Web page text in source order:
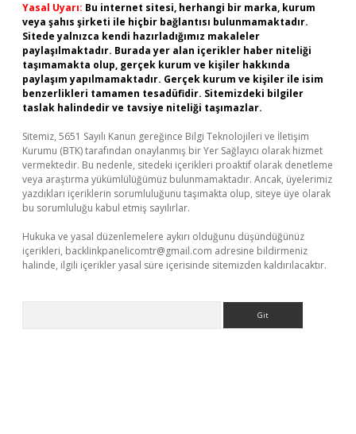
Yasal Uyarı: Bu internet sitesi, herhangi bir marka, kurum
veya şahıs şirketi ile hiçbir bağlantısı bulunmamaktadır.
Sitede yalnızca kendi hazırladığımız makaleler
paylaşılmaktadır. Burada yer alan içerikler haber niteliği
taşımamakta olup, gerçek kurum ve kişiler hakkında
paylaşım yapılmamaktadır. Gerçek kurum ve kişiler ile isim
benzerlikleri tamamen tesadüfidir. Sitemizdeki bilgiler
taslak halindedir ve tavsiye niteliği taşımazlar.
Sitemiz, 5651 Sayılı Kanun gereğince Bilgi Teknolojileri ve İletişim
Kurumu (BTK) tarafından onaylanmış bir Yer Sağlayıcı olarak hizmet
vermektedir. Bu nedenle, sitedeki içerikleri proaktif olarak denetleme
veya araştırma yükümlülüğümüz bulunmamaktadır. Ancak, üyelerimiz
yazdıkları içeriklerin sorumluluğunu taşımakta olup, siteye üye olarak
bu sorumluluğu kabul etmiş sayılırlar.
Hukuka ve yasal düzenlemelere aykırı olduğunu düşündüğünüz
içerikleri, backlinkpanelicomtr@gmail.com adresine bildirmeniz
halinde, ilgili içerikler yasal süre içerisinde sitemizden kaldırılacaktır.